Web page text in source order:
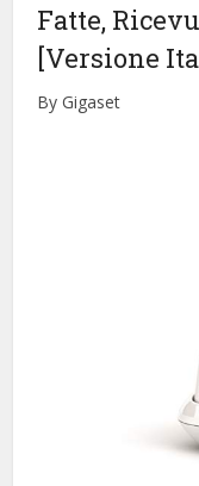
Fatte,
[Versione
By Gigaset